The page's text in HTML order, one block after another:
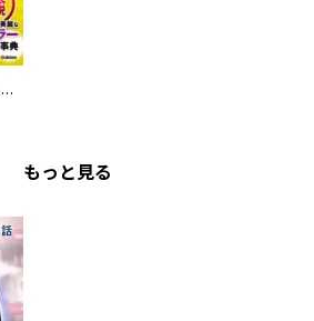
増補改訂版 学研まんが NEW世界の歴史 別巻 世界遺産学習事典
もっと見る